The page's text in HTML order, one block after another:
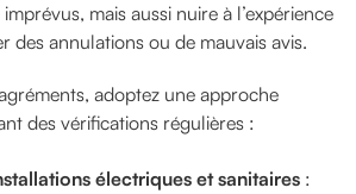
mais aussi nuire à l’expérience
des annulations ou de mauvais avis.
adoptez une approche
des vérifications régulières :
électriques et sanitaires :